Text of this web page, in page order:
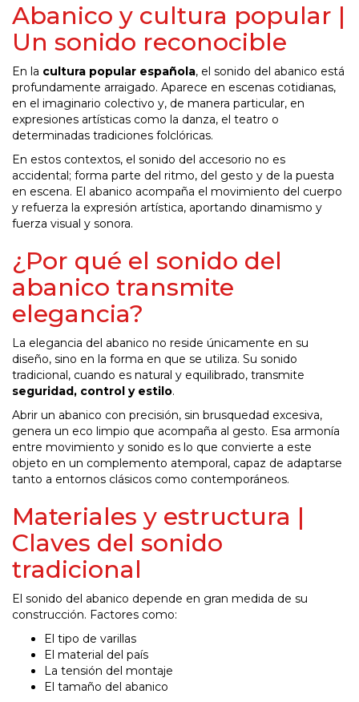
Abanico y cultura popular |
Un sonido reconocible
En la cultura popular española, el sonido del abanico está
profundamente arraigado. Aparece en escenas cotidianas,
en el imaginario colectivo y, de manera particular, en
expresiones artísticas como la danza, el teatro o
determinadas tradiciones folclóricas.
En estos contextos, el sonido del accesorio no es
accidental; forma parte del ritmo, del gesto y de la puesta
en escena. El abanico acompaña el movimiento del cuerpo
y refuerza la expresión artística, aportando dinamismo y
fuerza visual y sonora.
¿Por qué el sonido del
abanico transmite
elegancia?
La elegancia del abanico no reside únicamente en su
diseño, sino en la forma en que se utiliza. Su sonido
tradicional, cuando es natural y equilibrado, transmite
seguridad, control y estilo.
Abrir un abanico con precisión, sin brusquedad excesiva,
genera un eco limpio que acompaña al gesto. Esa armonía
entre movimiento y sonido es lo que convierte a este
objeto en un complemento atemporal, capaz de adaptarse
tanto a entornos clásicos como contemporáneos.
Materiales y estructura |
Claves del sonido
tradicional
El sonido del abanico depende en gran medida de su
construcción. Factores como:
El tipo de varillas
El material del país
La tensión del montaje
El tamaño del abanico